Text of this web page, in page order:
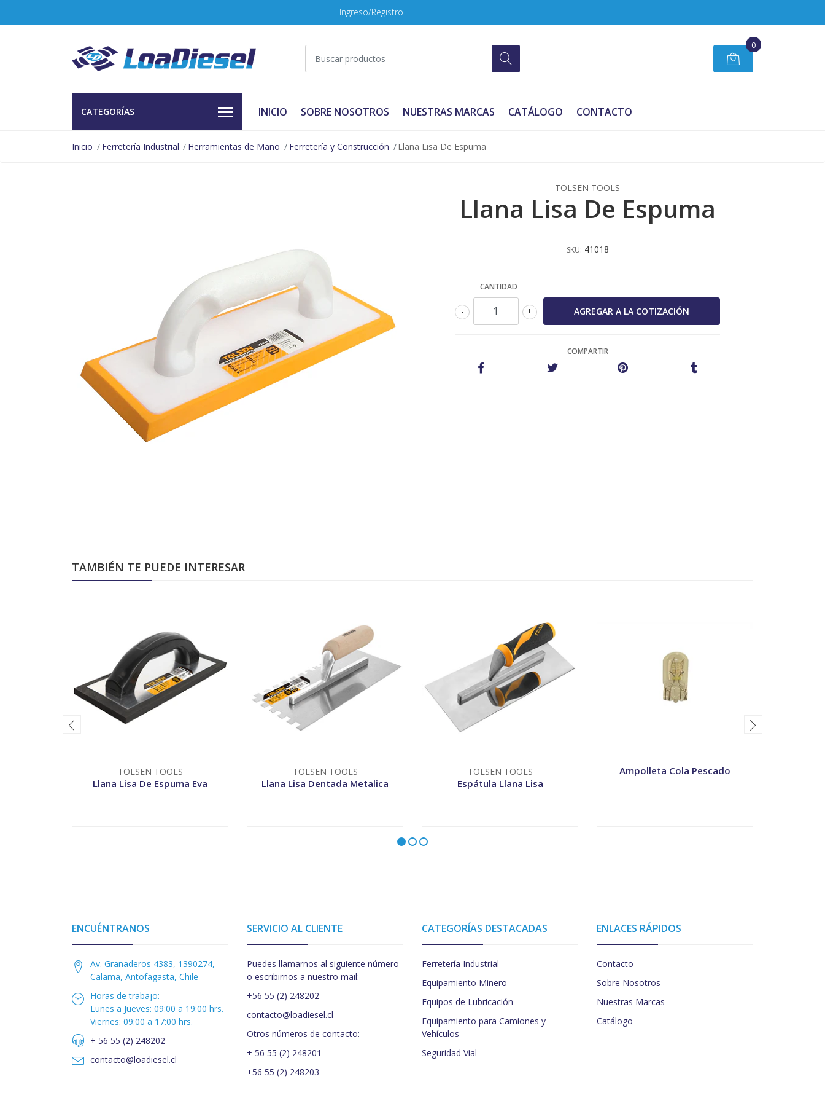
Ingreso/Registro
0
CATEGORÍAS INICIO SOBRE NOSOTROS NUESTRAS MARCAS CATÁLOGO CONTACTO
Inicio Ferretería Industrial Herramientas de Mano Ferretería y Construcción Llana Lisa De Espuma
TOLSEN TOOLS
Llana Lisa De Espuma
SKU: 41018
CANTIDAD
+
-
COMPARTIR
TAMBIÉN TE PUEDE INTERESAR
TOLSEN TOOLS
Llana Lisa De Espuma Eva
TOLSEN TOOLS
Llana Lisa Dentada Metalica
TOLSEN TOOLS
Espátula Llana Lisa
Ampolleta Cola Pescado
ENCUÉNTRANOS
Av. Granaderos 4383, 1390274,
Calama, Antofagasta, Chile
Horas de trabajo:
Lunes a Jueves: 09:00 a 19:00 hrs.
Viernes: 09:00 a 17:00 hrs.
+ 56 55 (2) 248202
contacto@loadiesel.cl
SERVICIO AL CLIENTE
Puedes llamarnos al siguiente número
o escribirnos a nuestro mail:
+56 55 (2) 248202
contacto@loadiesel.cl
Otros números de contacto:
+ 56 55 (2) 248201
+56 55 (2) 248203
CATEGORÍAS DESTACADAS
Ferretería Industrial
Equipamiento Minero
Equipos de Lubricación
Equipamiento para Camiones y
Vehículos
Seguridad Vial
ENLACES RÁPIDOS
Contacto
Sobre Nosotros
Nuestras Marcas
Catálogo